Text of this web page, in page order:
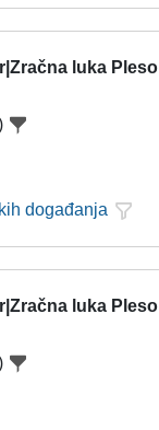
luka Pleso
događanja
luka Pleso